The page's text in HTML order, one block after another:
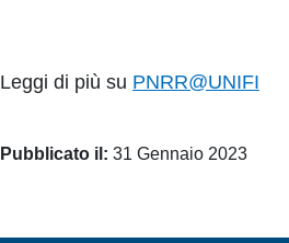
Leggi di più su PNRR@UNIFI
Pubblicato il: 31 Gennaio 2023